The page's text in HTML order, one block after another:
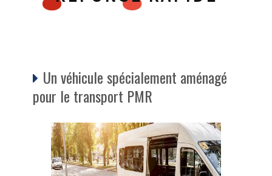
Un véhicule spécialement aménagé
pour le transport PMR